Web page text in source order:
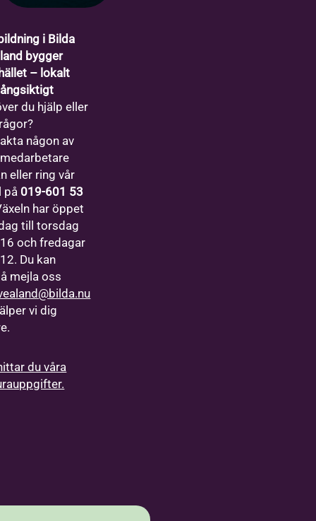
i Bilda
bygger
– lokalt
du hjälp eller
någon av
eller ring vår
på 019-601 53
har öppet
till torsdag
och fredagar
Du kan
mejla oss
vi dig
du våra